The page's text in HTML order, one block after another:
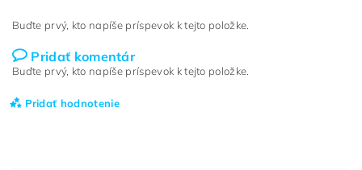
Buďte prvý, kto napíše príspevok k tejto položke.
Pridať komentár
Buďte prvý, kto napíše príspevok k tejto položke.
Pridať hodnotenie